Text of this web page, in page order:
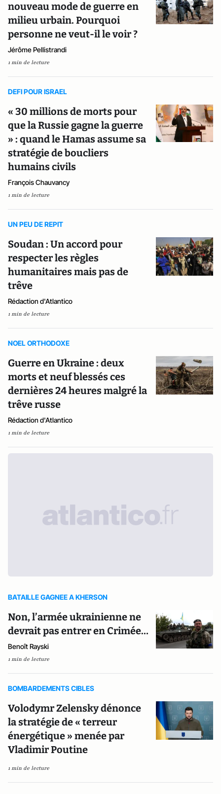
nouveau mode de guerre en
milieu urbain. Pourquoi
personne ne veut-il le voir ?
Jérôme Pellistrandi
1 min de lecture
DEFI POUR ISRAEL
« 30 millions de morts pour
que la Russie gagne la guerre
» : quand le Hamas assume sa
stratégie de boucliers
humains civils
François Chauvancy
1 min de lecture
UN PEU DE REPIT
Soudan : Un accord pour
respecter les règles
humanitaires mais pas de
trêve
Rédaction d'Atlantico
1 min de lecture
NOEL ORTHODOXE
Guerre en Ukraine : deux
morts et neuf blessés ces
dernières 24 heures malgré la
trêve russe
Rédaction d'Atlantico
1 min de lecture
BATAILLE GAGNEE A KHERSON
Non, l’armée ukrainienne ne
devrait pas entrer en Crimée…
Benoît Rayski
1 min de lecture
BOMBARDEMENTS CIBLES
Volodymr Zelensky dénonce
la stratégie de « terreur
énergétique » menée par
Vladimir Poutine
1 min de lecture